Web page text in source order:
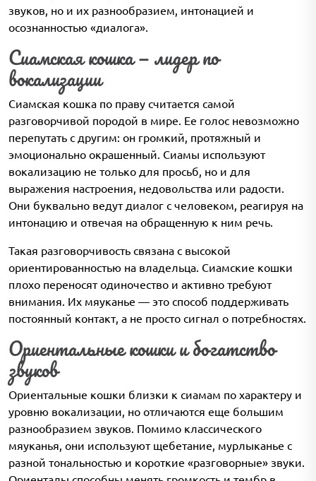
звуков, но и их разнообразием, интонацией и
осознанностью «диалога».
Сиамская кошка — лидер по
вокализации
Сиамская кошка по праву считается самой
разговорчивой породой в мире. Ее голос невозможно
перепутать с другим: он громкий, протяжный и
эмоционально окрашенный. Сиамы используют
вокализацию не только для просьб, но и для
выражения настроения, недовольства или радости.
Они буквально ведут диалог с человеком, реагируя на
интонацию и отвечая на обращенную к ним речь.
Такая разговорчивость связана с высокой
ориентированностью на владельца. Сиамские кошки
плохо переносят одиночество и активно требуют
внимания. Их мяуканье — это способ поддерживать
постоянный контакт, а не просто сигнал о потребностях.
Ориентальные кошки и богатство
звуков
Ориентальные кошки близки к сиамам по характеру и
уровню вокализации, но отличаются еще большим
разнообразием звуков. Помимо классического
мяуканья, они используют щебетание, мурлыканье с
разной тональностью и короткие «разговорные» звуки.